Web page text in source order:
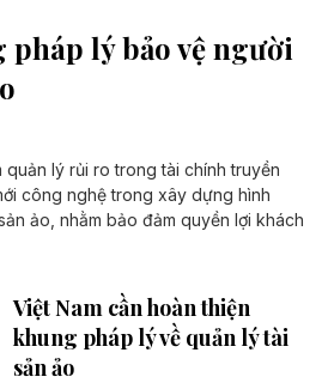
lý bảo vệ người
quản lý rủi ro trong tài chính truyền
công nghệ trong xây dựng hình
ảo, nhằm bảo đảm quyền lợi khách
Việt Nam cần hoàn thiện
khung pháp lý về quản lý tài
sản ảo